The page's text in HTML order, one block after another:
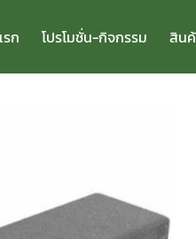
ก โปรโมชั่น-กิจกรรม สินค้